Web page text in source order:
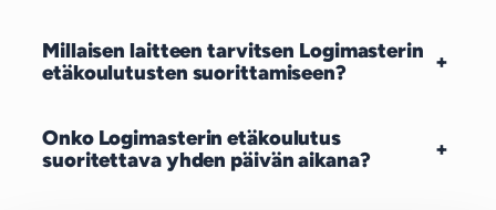
Millaisen laitteen tarvitsen Logimasterin
etäkoulutusten suorittamiseen?
+
Onko Logimasterin etäkoulutus
suoritettava yhden päivän aikana?
+